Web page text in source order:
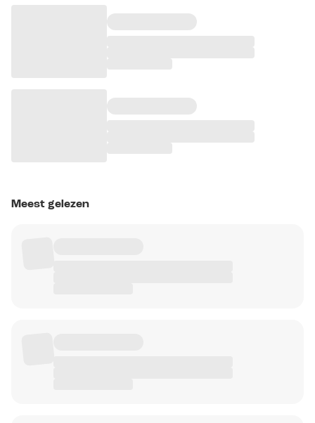
Meest gelezen